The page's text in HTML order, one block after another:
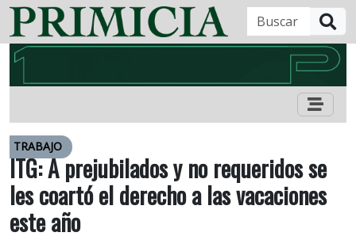
TRABAJO
ITG: A prejubilados y no requeridos se
les coartó el derecho a las vacaciones
este año